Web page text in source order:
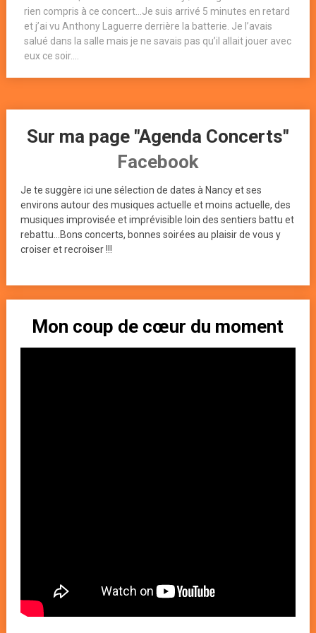
rien compris à ce concert…Je suis arrivé 5 minutes en retard
et j’ai vu Anthony Laguerre derrière la batterie. Je l’avais
salué dans la salle mais je ne savais pas qu’il allait jouer avec
eux ce soir....
Sur ma page "Agenda Concerts"
Facebook
Je te suggère ici une sélection de dates à Nancy et ses
environs autour des musiques actuelle et moins actuelle, des
musiques improvisée et imprévisible loin des sentiers battu et
rebattu...Bons concerts, bonnes soirées au plaisir de vous y
croiser et recroiser !!!
Mon coup de cœur du moment